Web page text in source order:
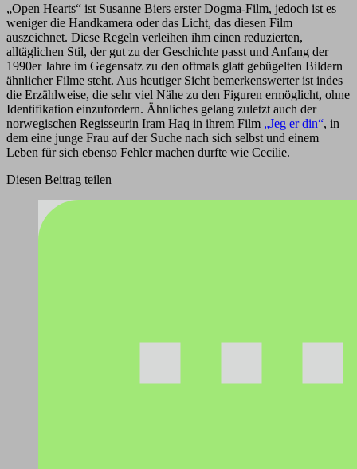
„Open Hearts“ ist Susanne Biers erster Dogma-Film, jedoch ist es
weniger die Handkamera oder das Licht, das diesen Film
auszeichnet. Diese Regeln verleihen ihm einen reduzierten,
alltäglichen Stil, der gut zu der Geschichte passt und Anfang der
1990er Jahre im Gegensatz zu den oftmals glatt gebügelten Bildern
ähnlicher Filme steht. Aus heutiger Sicht bemerkenswerter ist indes
die Erzählweise, die sehr viel Nähe zu den Figuren ermöglicht, ohne
Identifikation einzufordern. Ähnliches gelang zuletzt auch der
norwegischen Regisseurin Iram Haq in ihrem Film „Jeg er din“, in
dem eine junge Frau auf der Suche nach sich selbst und einem
Leben für sich ebenso Fehler machen durfte wie Cecilie.
Diesen Beitrag teilen